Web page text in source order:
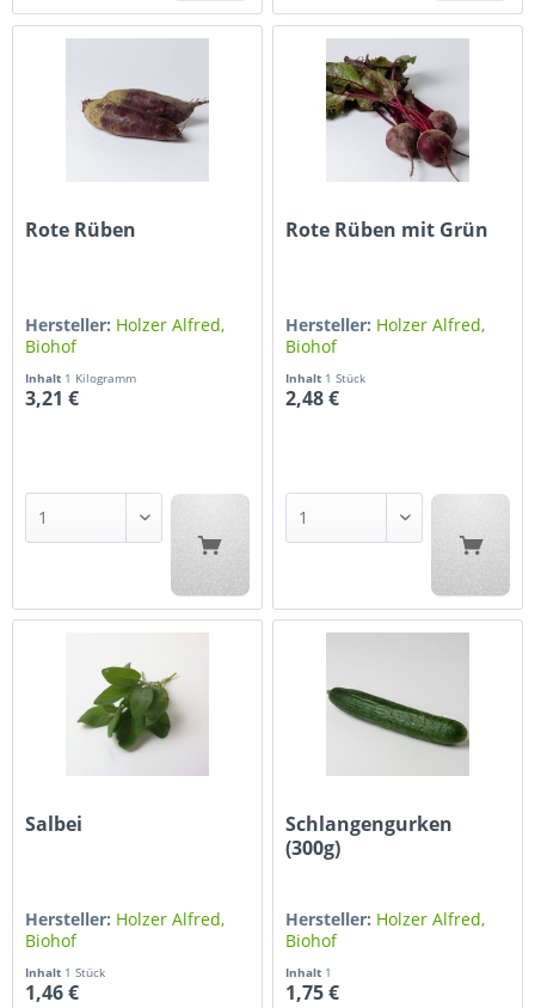
Rote Rüben
Hersteller: Holzer Alfred,
Biohof
Inhalt 1 Kilogramm
3,21 €
Rote Rüben mit Grün
Hersteller: Holzer Alfred,
Biohof
Inhalt 1 Stück
2,48 €
Salbei
Hersteller: Holzer Alfred,
Biohof
Inhalt 1 Stück
1,46 €
Schlangengurken
(300g)
Hersteller: Holzer Alfred,
Biohof
Inhalt 1
1,75 €